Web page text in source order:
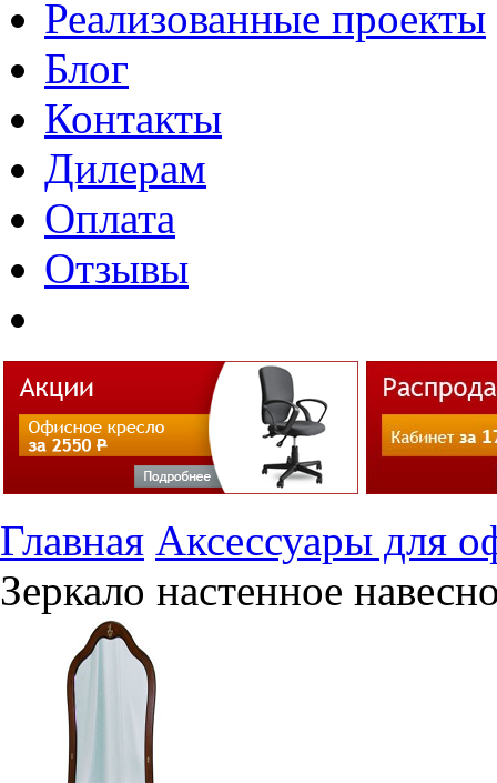
Реализованные проекты
Блог
Контакты
Дилерам
Оплата
Отзывы
Главная Аксессуары для
Зеркало настенное